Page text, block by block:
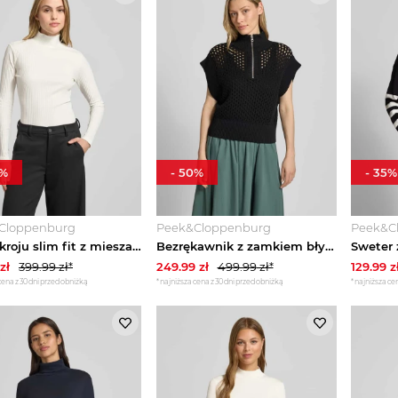
Golf o kroju slim fit z mieszanki bawełny model ‘DRIZA’ Hugo Złamany biały
399.99zł*
z 30 dni przed obniżką
Peek&Cloppenburg
Bezrękawnik z zamkiem błyskawicznym model 'gaines' Varley Czarny
249.99zł 499.99zł*
*najniższa cena z 30 dni przed obniżką
- 50%
129.99
*najniższa
- 35%